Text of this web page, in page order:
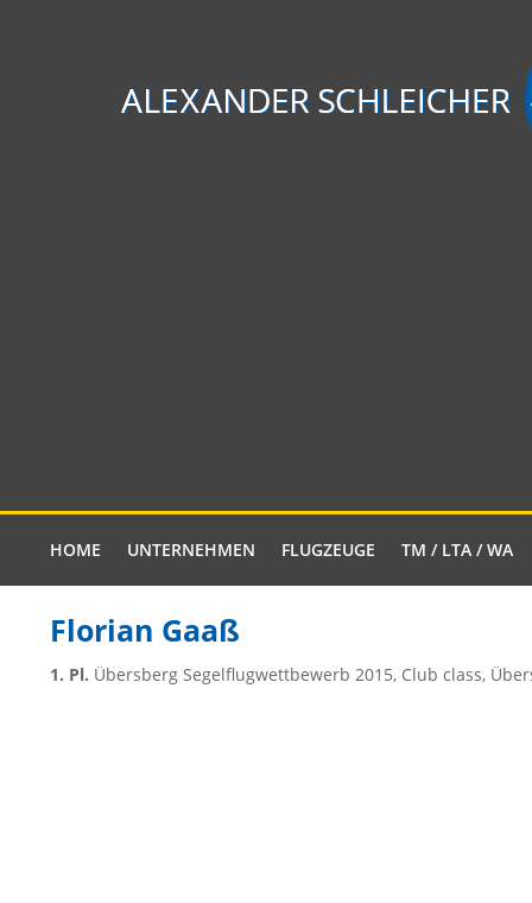
HOME UNTERNEHMEN FLUGZEUGE TM / LTA / WA
Florian Gaaß
1. Pl. Übersberg Segelflugwettbewerb 2015, Club class,